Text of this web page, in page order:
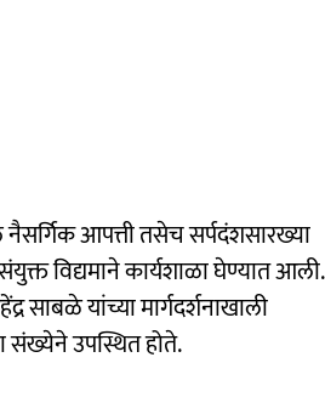
नैसर्गिक आपत्ती तसेच सर्पदंशसारख्या
संयुक्त विद्यमाने कार्यशाळा घेण्यात आली.
यांच्या मार्गदर्शनाखाली
संख्येने उपस्थित होते.